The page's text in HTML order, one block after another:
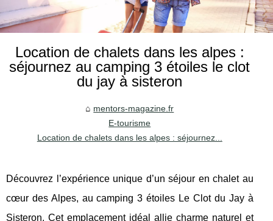
Location de chalets dans les alpes :
séjournez au camping 3 étoiles le clot
du jay à sisteron
mentors-magazine.fr
E-tourisme
Location de chalets dans les alpes : séjournez...
Découvrez l’expérience unique d’un séjour en chalet au
cœur des Alpes, au camping 3 étoiles Le Clot du Jay à
Sisteron. Cet emplacement idéal allie charme naturel et